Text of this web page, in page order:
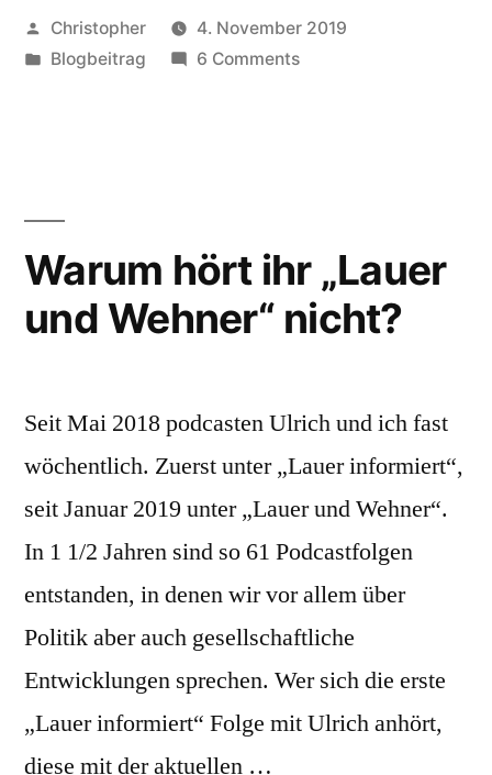
rechtsextreme
Parteien”
Posted
by
Christopher
4. November 2019
Posted
Blogbeitrag 6 Commentson
stärken
rechtsextreme
Parteien
Warum hört ihr „Lauer
und Wehner“ nicht?
Seit Mai 2018 podcasten Ulrich und ich fast
wöchentlich. Zuerst unter „Lauer informiert“,
seit Januar 2019 unter „Lauer und Wehner“.
In 1 1/2 Jahren sind so 61 Podcastfolgen
entstanden, in denen wir vor allem über
Politik aber auch gesellschaftliche
Entwicklungen sprechen. Wer sich die erste
„Lauer informiert“ Folge mit Ulrich anhört,
diese mit der aktuellen …